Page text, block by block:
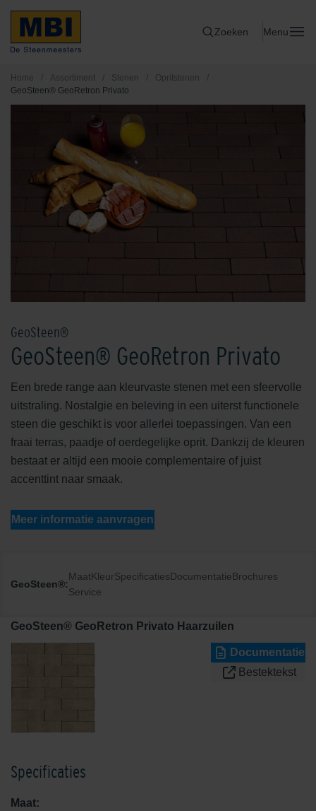
Zoeken Menu
Home / Assortiment / Stenen / Opritstenen
/
GeoSteen® GeoRetron Privato
GeoSteen®
GeoSteen® GeoRetron Privato
Een brede range aan kleurvaste stenen met een sfeervolle
uitstraling. Nostalgie en beleving in een uiterst functionele
steen die geschikt is voor allerlei toepassingen. Van een
fraai terras, paadje of oerdegelijke oprit. Dankzij de kleuren
bestaat er altijd een mooie complementaire of juist
accenttint naar smaak.
Meer informatie aanvragen
GeoSteen®:
MaatKleurSpecificatiesDocumentatieBrochures
Service
GeoSteen® GeoRetron Privato Haarzuilen
Documentatie
Bestektekst
Specificaties
Maat: